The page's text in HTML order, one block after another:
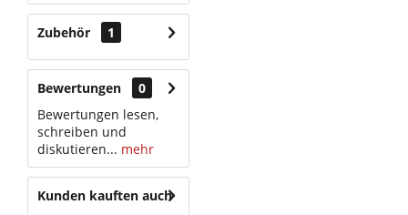
Zubehör 1
Bewertungen
0
Bewertungen lesen,
schreiben und
diskutieren... mehr
Kunden kauften auch